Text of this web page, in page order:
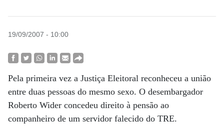
19/09/2007 - 10:00
Pela primeira vez a Justiça Eleitoral reconheceu a união
entre duas pessoas do mesmo sexo. O desembargador
Roberto Wider concedeu direito à pensão ao
companheiro de um servidor falecido do TRE.